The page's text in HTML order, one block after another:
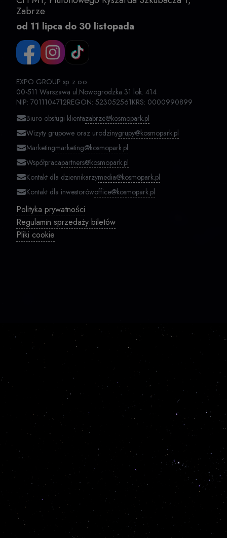
Zabrze
od 11 lipca do 30 listopada
ЕXPO GROUP sp. z o.o.
00-511 Warszawa ul.Nowogrodzka 31 lok. 414
NIP: 7011104712REGON: 523052561KRS: 0000990899
Biuro obsługi klientazabrze@kosmopark.pl
Wizyty grupowe oraz urodzinygrupy@kosmopark.pl
Marketingmarketing@kosmopark.pl
Współpracapartners@kosmopark.pl
Kontakt dla dziennikarzymedia@kosmopark.pl
Kontakt dla inwestorówoffice@kosmopark.pl
Polityka prywatności
Regulamin sprzedaży biletów
Pliki cookie